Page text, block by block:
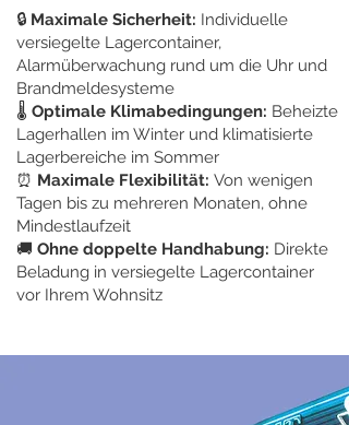
🔒 Maximale Sicherheit: Individuelle
versiegelte Lagercontainer,
Alarmüberwachung rund um die Uhr und
Brandmeldesysteme
🌡️ Optimale Klimabedingungen: Beheizte
Lagerhallen im Winter und klimatisierte
Lagerbereiche im Sommer
⏰ Maximale Flexibilität: Von wenigen
Tagen bis zu mehreren Monaten, ohne
Mindestlaufzeit
🚚 Ohne doppelte Handhabung: Direkte
Beladung in versiegelte Lagercontainer
vor Ihrem Wohnsitz